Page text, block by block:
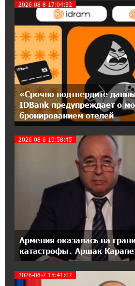
Центр продаж и
Егварде возобновил
— ул. Ереванян, 3/47
15:44:07 17-07-2026
До 25% idcoin-ов при
Flyone: Idram&IDBank
11:30:15 17-07-2026
Ucom и Microsoft
школьникам развивать
12:55:34 16-07-2026
При поддержке Ucom в
установлена
20:31:19 14-07-2026
Юнибанк разыграет
новых держателей
«Travel»
Москва–Баку: есть
2026-08-8 17:04:32
«Срочно подтвердите
IDBank предупреждает о
бронированием отелей
2026-08-6 19:58:45
Армения оказалась на
катастрофы․ Аршак
2026-08-7 15:41:07